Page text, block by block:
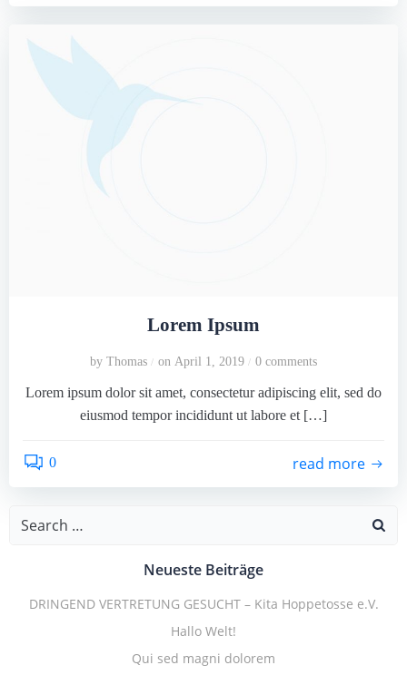
Lorem Ipsum
by Thomas / on April 1, 2019 / 0 comments
Lorem ipsum dolor sit amet, consectetur adipiscing elit, sed do
eiusmod tempor incididunt ut labore et […]
0 read more
Search
Neueste Beiträge
DRINGEND VERTRETUNG GESUCHT – Kita Hoppetosse e.V.
Hallo Welt!
Qui sed magni dolorem